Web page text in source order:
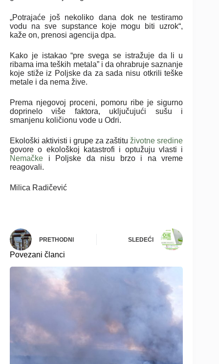
„Potrajaće još nekoliko dana dok ne testiramo
vodu na sve supstance koje mogu biti uzrok“,
kaže on, prenosi agencija dpa.
Kako je istakao “pre svega se istražuje da li u
ribama ima teških metala” i da ohrabruje saznanje
koje stiže iz Poljske da za sada nisu otkrili teške
metale i da nema žive.
Prema njegovoj proceni, pomoru ribe je sigurno
doprinelo više faktora, uključujući sušu i
smanjenu količionu vode u Odri.
Ekološki aktivisti i grupe za zaštitu životne sredine
govore o ekološkoj katastrofi i optužuju vlasti i
Nemačke i Poljske da nisu brzo i na vreme
reagovali.
Milica Radičević
PRETHODNI SLEDEĆI
Povezani članci